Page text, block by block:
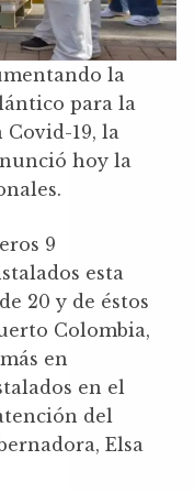
la
para la
Covid-19, la
hoy la
9
esta
20 y de éstos
Colombia,
en
en el
del
Elsa